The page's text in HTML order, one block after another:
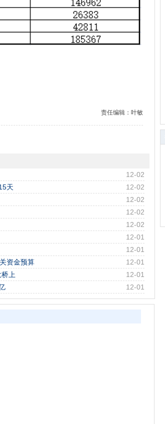
责任编辑：叶敏
12-02
12-02
天
12-02
12-02
12-02
12-01
12-01
12-01
资金预算
12-01
上
12-01